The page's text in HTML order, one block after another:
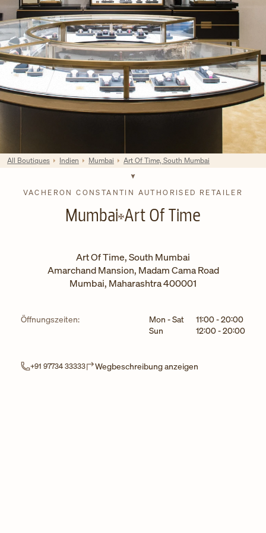
VACHERON CONSTANTIN AUTHORISED RETAILER
Mumbai Art Of Time
Art Of Time, South Mumbai
Amarchand Mansion, Madam Cama Road
Mumbai, Maharashtra400001
Öffnungszeiten: Wochentag Stunden
Mon - Sat 11:00-20:00
Sun
12:00-20:00
+91 97734 33333 Wegbeschreibung anzeigen
All Boutiques Indien Mumbai Art Of Time, South Mumbai